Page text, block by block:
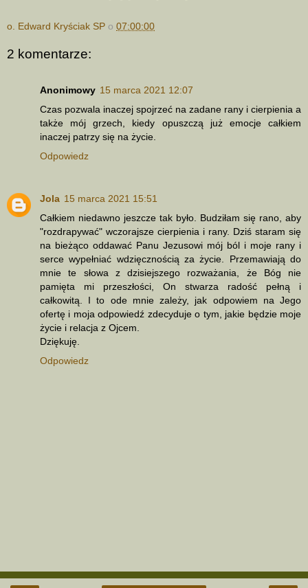
o. Edward Kryściak SP o 07:00:00
2 komentarze:
Anonimowy 15 marca 2021 12:07
Czas pozwala inaczej spojrzeć na zadane rany i cierpienia a
także mój grzech, kiedy opuszczą już emocje całkiem
inaczej patrzy się na życie.
Odpowiedz
Jola 15 marca 2021 15:51
Całkiem niedawno jeszcze tak było. Budziłam się rano, aby
"rozdrapywać" wczorajsze cierpienia i rany. Dziś staram się
na bieżąco oddawać Panu Jezusowi mój ból i moje rany i
serce wypełniać wdzięcznością za życie. Przemawiają do
mnie te słowa z dzisiejszego rozważania, że Bóg nie
pamięta mi przeszłości, On stwarza radość pełną i
całkowitą. I to ode mnie zależy, jak odpowiem na Jego
ofertę i moja odpowiedź zdecyduje o tym, jakie będzie moje
życie i relacja z Ojcem.
Dziękuję.
Odpowiedz